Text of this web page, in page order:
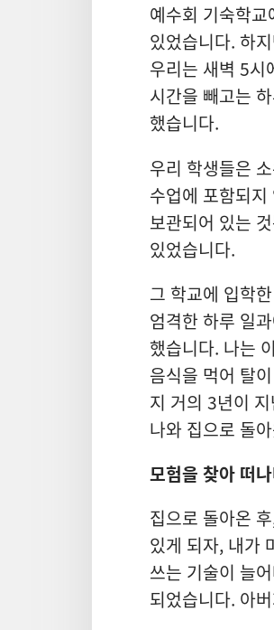
예수회 기숙학
있었습니다. 하
우리는 새벽 5시
시간을 빼고는
했습니다.
우리 학생들은
수업에 포함되
보관되어 있는
있었습니다.
그 학교에 입학
엄격한 하루 일
했습니다. 나는
음식을 먹어 탈
지 거의 3년이
나와 집으로 돌
모험을 찾아 떠
집으로 돌아온
있게 되자, 내가
쓰는 기술이 늘
되었습니다. 아